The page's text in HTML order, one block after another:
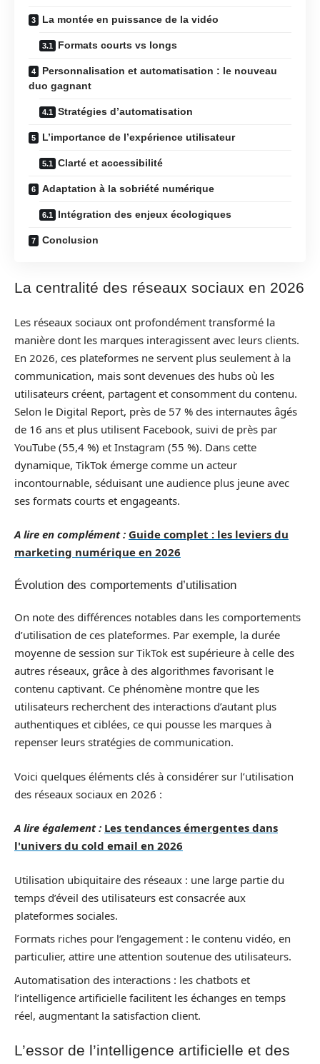
La montée en puissance de la vidéo
Formats courts vs longs
Personnalisation et automatisation : le nouveau
duo gagnant
Stratégies d’automatisation
L’importance de l’expérience utilisateur
Clarté et accessibilité
Adaptation à la sobriété numérique
Intégration des enjeux écologiques
Conclusion
La centralité des réseaux sociaux en 2026
Les réseaux sociaux ont profondément transformé la
manière dont les marques interagissent avec leurs clients.
En 2026, ces plateformes ne servent plus seulement à la
communication, mais sont devenues des hubs où les
utilisateurs créent, partagent et consomment du contenu.
Selon le Digital Report, près de 57 % des internautes âgés
de 16 ans et plus utilisent Facebook, suivi de près par
YouTube (55,4 %) et Instagram (55 %). Dans cette
dynamique, TikTok émerge comme un acteur
incontournable, séduisant une audience plus jeune avec
ses formats courts et engageants.
A lire en complément : Guide complet : les leviers du
marketing numérique en 2026
Évolution des comportements d’utilisation
On note des différences notables dans les comportements
d’utilisation de ces plateformes. Par exemple, la durée
moyenne de session sur TikTok est supérieure à celle des
autres réseaux, grâce à des algorithmes favorisant le
contenu captivant. Ce phénomène montre que les
utilisateurs recherchent des interactions d’autant plus
authentiques et ciblées, ce qui pousse les marques à
repenser leurs stratégies de communication.
Voici quelques éléments clés à considérer sur l’utilisation
des réseaux sociaux en 2026 :
A lire également : Les tendances émergentes dans
l'univers du cold email en 2026
Utilisation ubiquitaire des réseaux : une large partie du
temps d’éveil des utilisateurs est consacrée aux
plateformes sociales.
Formats riches pour l’engagement : le contenu vidéo, en
particulier, attire une attention soutenue des utilisateurs.
Automatisation des interactions : les chatbots et
l’intelligence artificielle facilitent les échanges en temps
réel, augmentant la satisfaction client.
L’essor de l’intelligence artificielle et des